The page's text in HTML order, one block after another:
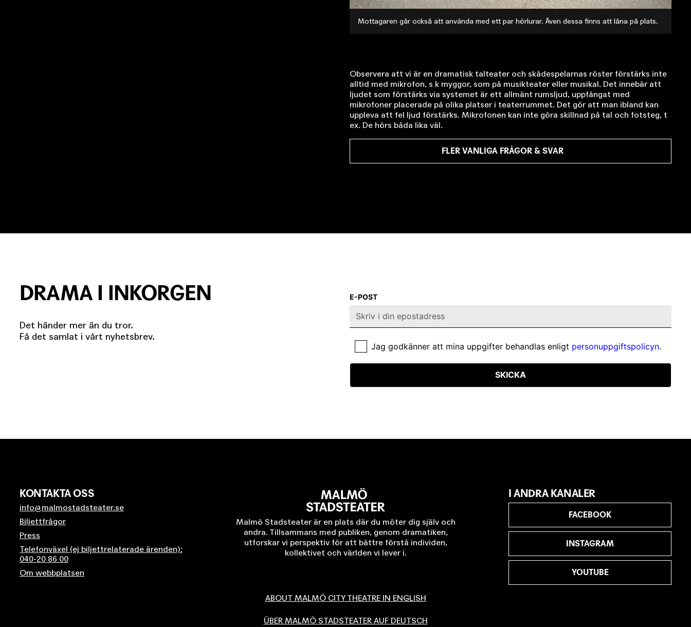
Mottagaren går också att använda med ett par hörlurar. Även dessa finns att låna på plats.
Observera att vi är en dramatisk talteater och skådespelarnas röster förstärks inte
alltid med mikrofon, s k myggor, som på musikteater eller musikal. Det innebär att
ljudet som förstärks via systemet är ett allmänt rumsljud, uppfångat med
mikrofoner placerade på olika platser i teaterrummet. Det gör att man ibland kan
uppleva att fel ljud förstärks. Mikrofonen kan inte göra skillnad på tal och fotsteg, t
ex. De hörs båda lika väl.
FLER VANLIGA FRÅGOR & SVAR
DRAMA I INKORGEN
Det händer mer än du tror.
Få det samlat i vårt nyhetsbrev.
E-POST
Jag godkänner att mina uppgifter behandlas enligt personuppgiftspolicyn.
SKICKA
KONTAKTA OSS
info@malmostadsteater.se
Biljettfrågor
Press
Telefonväxel (ej biljettrelaterade ärenden):
040-20 86 00
Om webbplatsen
Malmö Stadsteater är en plats där du möter dig själv och
andra. Tillsammans med publiken, genom dramatiken,
utforskar vi perspektiv för att bättre förstå individen,
kollektivet och världen vi lever i.
ABOUT MALMÖ CITY THEATRE IN ENGLISH
ÜBER MALMÖ STADSTEATER AUF DEUTSCH
I ANDRA KANALER
FACEBOOK
INSTAGRAM
YOUTUBE